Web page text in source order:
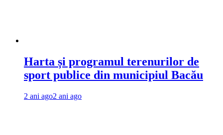
Harta și programul terenurilor de
sport publice din municipiul Bacău
2 ani ago2 ani ago